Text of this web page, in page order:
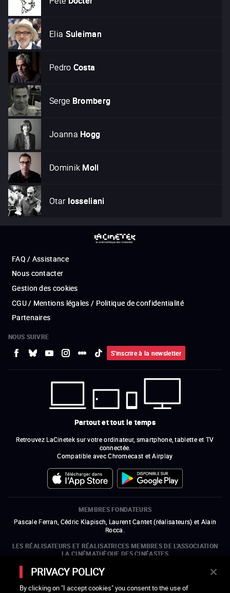
Elia Suleiman
Pedro Costa
Serge Bromberg
Joanna Hogg
Dominik Moll
Otar Iosseliani
FAQ / Assistance
Nous contacter
Gestion des cookies
CGU / Mentions légales / Politique de confidentialité
Partenaires
NOUS SUIVRE
S'inscrire à la newsletter
Partout et tout le temps
Retrouvez LaCinetek sur votre ordinateur, smartphone, tablette et TV
connectée.
Compatible avec Chromecast et Airplay
MEMBRES FONDATEURS
Pascale Ferran, Cédric Klapisch, Laurent Cantet (réalisateurs) et Alain
Rocca.
LES RÉALISATEURS ET RÉALISATRICES MEMBRES DE L'ASSOCIATION
LA CINÉMATHÈQUE DES CINÉASTES
Olivier Assayas, Bertrand Bonello, Michel Hazanavicius (représentant de
l'ARP), Rebecca Zlotowski et Mikael Buch (représentant de la SRF)
LES ORGANISMES MEMBRES DE L'ASSOCIATION LA CINÉMATHÈQUE
PRIVACY POLICY
By clicking on "I accept cookies" you consent to the use of